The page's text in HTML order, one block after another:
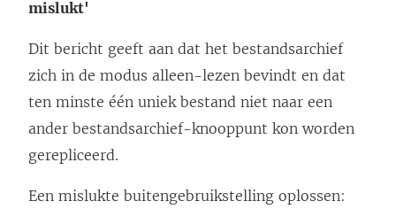
mislukt'
Dit bericht geeft aan dat het bestandsarchief
zich in de modus alleen-lezen bevindt en dat
ten minste één uniek bestand niet naar een
ander bestandsarchief-knooppunt kon worden
gerepliceerd.
Een mislukte buitengebruikstelling oplossen: